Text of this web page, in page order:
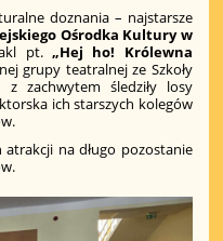
doznania – najstarsze
Ośrodka Kultury w
pt.„Hej ho! Królewna
grupy teatralnej ze Szkoły
z zachwytem śledziły losy
ich starszych kolegów
atrakcji na długo pozostanie